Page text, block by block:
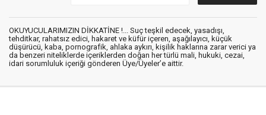
OKUYUCULARIMIZIN DİKKATİNE !... Suç teşkil edecek, yasadışı,
tehditkar, rahatsız edici, hakaret ve küfür içeren, aşağılayıcı, küçük
düşürücü, kaba, pornografik, ahlaka aykırı, kişilik haklarına zarar verici ya
da benzeri niteliklerde içeriklerden doğan her türlü mali, hukuki, cezai,
idari sorumluluk içeriği gönderen Üye/Üyeler’e aittir.